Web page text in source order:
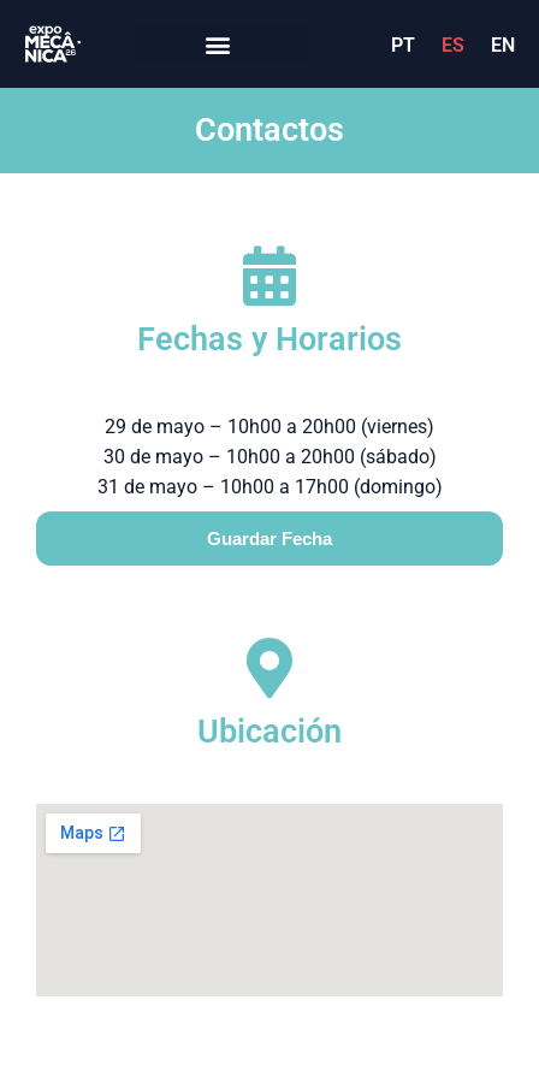
PT ES EN
Contactos
Fechas y Horarios
29 de mayo – 10h00 a 20h00 (viernes)
30 de mayo – 10h00 a 20h00 (sábado)
31 de mayo – 10h00 a 17h00 (domingo)
Guardar Fecha
Ubicación